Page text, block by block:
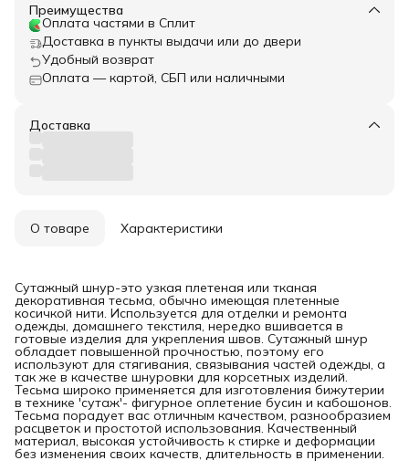
Преимущества
Оплата частями в Сплит
Доставка в пункты выдачи или до двери
Удобный возврат
Оплата — картой, СБП или наличными
Доставка
О товаре Характеристики
Сутажный шнур-это узкая плетеная или тканая
декоративная тесьма, обычно имеющая плетенные
косичкой нити. Используется для отделки и ремонта
одежды, домашнего текстиля, нередко вшивается в
готовые изделия для укрепления швов. Сутажный шнур
обладает повышенной прочностью, поэтому его
используют для стягивания, связывания частей одежды, а
так же в качестве шнуровки для корсетных изделий.
Тесьма широко применяется для изготовления бижутерии
в технике 'сутаж'- фигурное оплетение бусин и кабошонов.
Тесьма порадует вас отличным качеством, разнообразием
расцветок и простотой использования. Качественный
материал, высокая устойчивость к стирке и деформации
без изменения своих качеств, длительность в применении.